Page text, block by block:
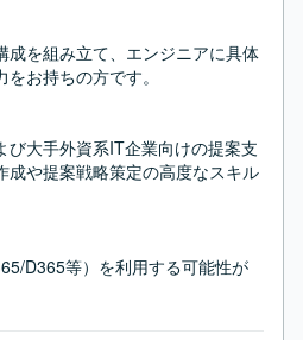
成を組み立て、エンジニアに具体
お持ちの方です。
び大手外資系IT企業向けの提案支
成や提案戦略策定の高度なスキル
D365等）を利用する可能性が